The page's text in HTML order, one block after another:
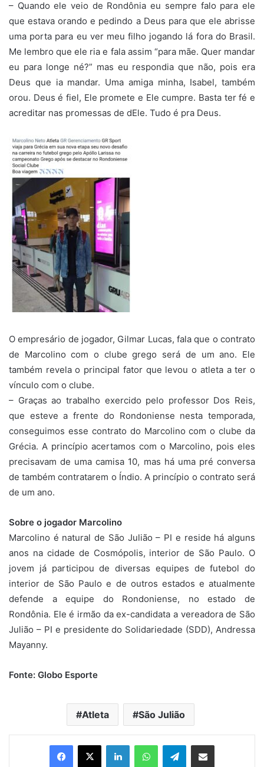
– Quando ele veio de Rondônia eu sempre falo para ele
que estava orando e pedindo a Deus para que ele abrisse
uma porta para eu ver meu filho jogando lá fora do Brasil.
Me lembro que ele ria e fala assim “para mãe. Quer mandar
eu para longe né?” mas eu respondia que não, pois era
Deus que ia mandar. Uma amiga minha, Isabel, também
orou. Deus é fiel, Ele promete e Ele cumpre. Basta ter fé e
acreditar nas promessas de dEle. Tudo é pra Deus.
O empresário de jogador, Gilmar Lucas, fala que o contrato
de Marcolino com o clube grego será de um ano. Ele
também revela o principal fator que levou o atleta a ter o
vínculo com o clube.
– Graças ao trabalho exercido pelo professor Dos Reis,
que esteve a frente do Rondoniense nesta temporada,
conseguimos esse contrato do Marcolino com o clube da
Grécia. A princípio acertamos com o Marcolino, pois eles
precisavam de uma camisa 10, mas há uma pré conversa
de também contratarem o Índio. A princípio o contrato será
de um ano.
Sobre o jogador Marcolino
Marcolino é natural de São Julião – PI e reside há alguns
anos na cidade de Cosmópolis, interior de São Paulo. O
jovem já participou de diversas equipes de futebol do
interior de São Paulo e de outros estados e atualmente
defende a equipe do Rondoniense, no estado de
Rondônia. Ele é irmão da ex-candidata a vereadora de São
Julião – PI e presidente do Solidariedade (SDD), Andressa
Mayanny.
Fonte: Globo Esporte
Atleta São Julião
Telegram